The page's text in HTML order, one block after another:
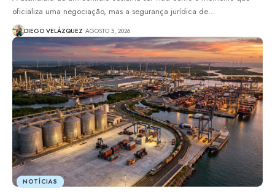
oficializa uma negociação, mas a segurança jurídica de…
DIEGO VELÁZQUEZ AGOSTO 5, 2026
NOTÍCIAS